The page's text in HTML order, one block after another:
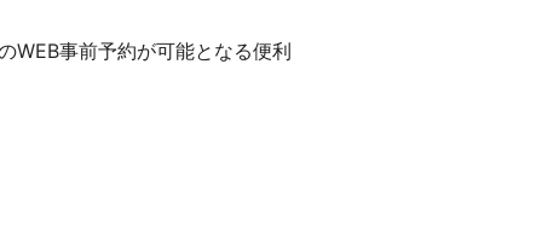
事前予約が可能となる便利